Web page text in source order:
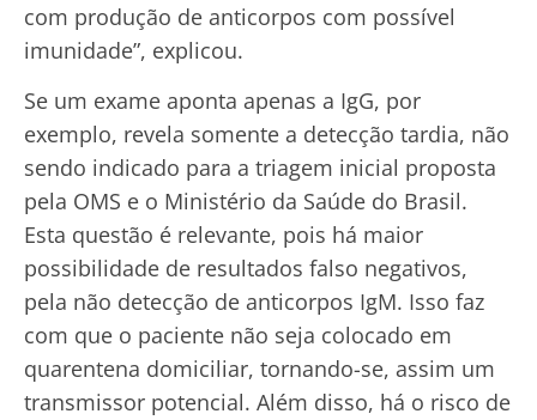
com produção de anticorpos com possível
imunidade”, explicou.
Se um exame aponta apenas a IgG, por
exemplo, revela somente a detecção tardia, não
sendo indicado para a triagem inicial proposta
pela OMS e o Ministério da Saúde do Brasil.
Esta questão é relevante, pois há maior
possibilidade de resultados falso negativos,
pela não detecção de anticorpos IgM. Isso faz
com que o paciente não seja colocado em
quarentena domiciliar, tornando-se, assim um
transmissor potencial. Além disso, há o risco de